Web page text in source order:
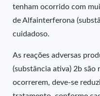
tenham ocorrido com
de Alfainterferona
cuidadoso.
As reações adversas
(substância ativa) 2b são
ocorrerem, deve-se